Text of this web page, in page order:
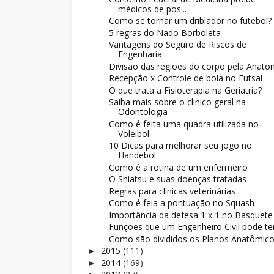
médicos de pos...
Como se tornar um driblador no futebol?
5 regras do Nado Borboleta
Vantagens do Seguro de Riscos de
Engenharia
Divisão das regiões do corpo pela
Recepção x Controle de bola no Futsal
O que trata a Fisioterapia na Geriatria?
Saiba mais sobre o clinico geral na
Odontologia
Como é feita uma quadra utilizada no
Voleibol
10 Dicas para melhorar seu jogo no
Handebol
Como é a rotina de um enfermeiro
O Shiatsu e suas doenças tratadas
Regras para clínicas veterinárias
Como é feia a pontuação no Squash
Importância da defesa 1 x 1 no Basquete
Funções que um Engenheiro Civil pode
Como são divididos os Planos
► 2015 (111)
► 2014 (169)